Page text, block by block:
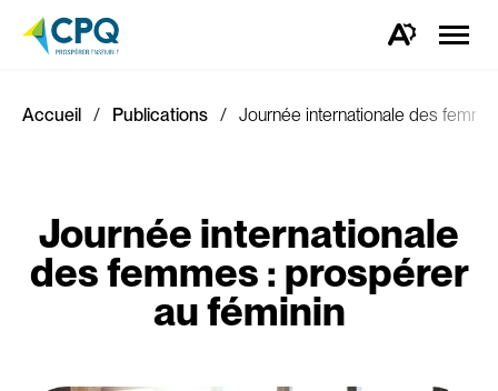
Ouvrez
d'accessibilité.
la
Accueil Publications Journée internationale des
Journée internationale
des femmes : prospérer
au féminin